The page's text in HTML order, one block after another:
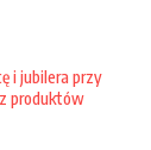
i jubilera przy
produktów